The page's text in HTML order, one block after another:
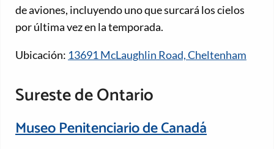
de aviones, incluyendo uno que surcará los cielos
por última vez en la temporada.
Ubicación: 13691 McLaughlin Road, Cheltenham
Sureste de Ontario
Museo Penitenciario de Canadá